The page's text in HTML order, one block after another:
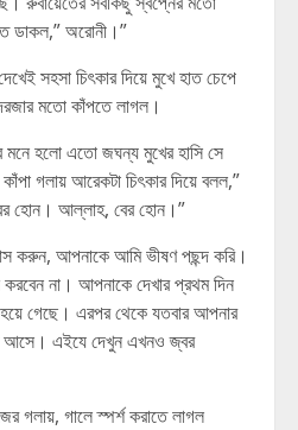
ডাকল,” অরোনী।”
সহসা চিৎকার দিয়ে মুখে হাত চেপে
মতো কাঁপতে লাগল।
মনে হলো এতো জঘন্য মুখের হাসি সে
গলায় আরেকটা চিৎকার দিয়ে বলল,”
হোন। আল্লাহ, বের হোন।”
করুন, আপনাকে আমি ভীষণ পছন্দ করি।
না। আপনাকে দেখার প্রথম দিন
গেছে। এরপর থেকে যতবার আপনার
আসে। এইযে দেখুন এখনও জ্বর
গলায়, গালে স্পর্শ করাতে লাগল